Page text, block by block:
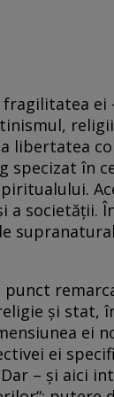
libertatea
specizat în
societăţii.
şi stat,
ei
ei
– şi aici